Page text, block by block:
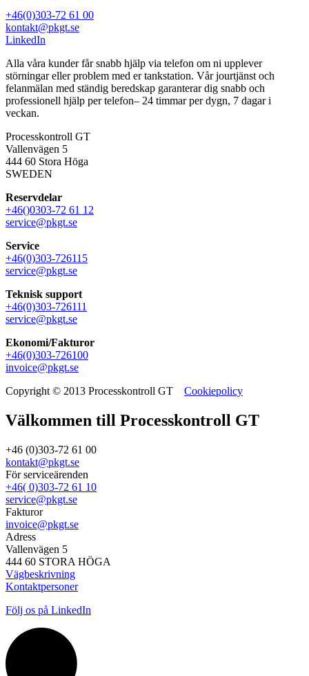
+46(0)303-72 61 00
kontakt@pkgt.se
LinkedIn
Alla våra kunder får snabb hjälp via telefon om ni upplever
störningar eller problem med er tankstation. Vår jourtjänst och
felanmälan med ständig beredskap garanterar dig snabb och
professionell hjälp per telefon– 24 timmar per dygn, 7 dagar i
veckan.
Processkontroll GT
Vallenvägen 5
444 60 Stora Höga
SWEDEN
Reservdelar
+46()0303-72 61 12
service@pkgt.se
Service
+46(0)303-726115
service@pkgt.se
Teknisk support
+46(0)303-726111
service@pkgt.se
Ekonomi/Fakturor
+46(0)303-726100
invoice@pkgt.se
Copyright © 2013 Processkontroll GT Cookiepolicy
Välkommen till Processkontroll GT
+46 (0)303-72 61 00
kontakt@pkgt.se
För serviceärenden
+46( 0)303-72 61 10
service@pkgt.se
Fakturor
invoice@pkgt.se
Adress
Vallenvägen 5
444 60 STORA HÖGA
Vägbeskrivning
Kontaktpersoner
Följ os på LinkedIn